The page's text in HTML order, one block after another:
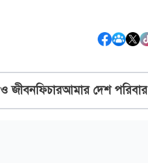
জীবনফিচারআমার দেশ পরিবার